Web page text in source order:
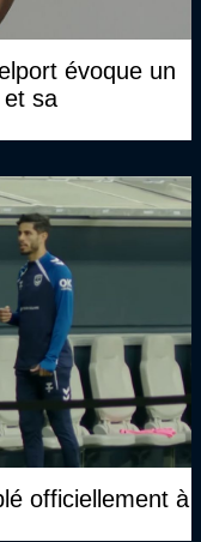
évoque un
sa
officiellement à